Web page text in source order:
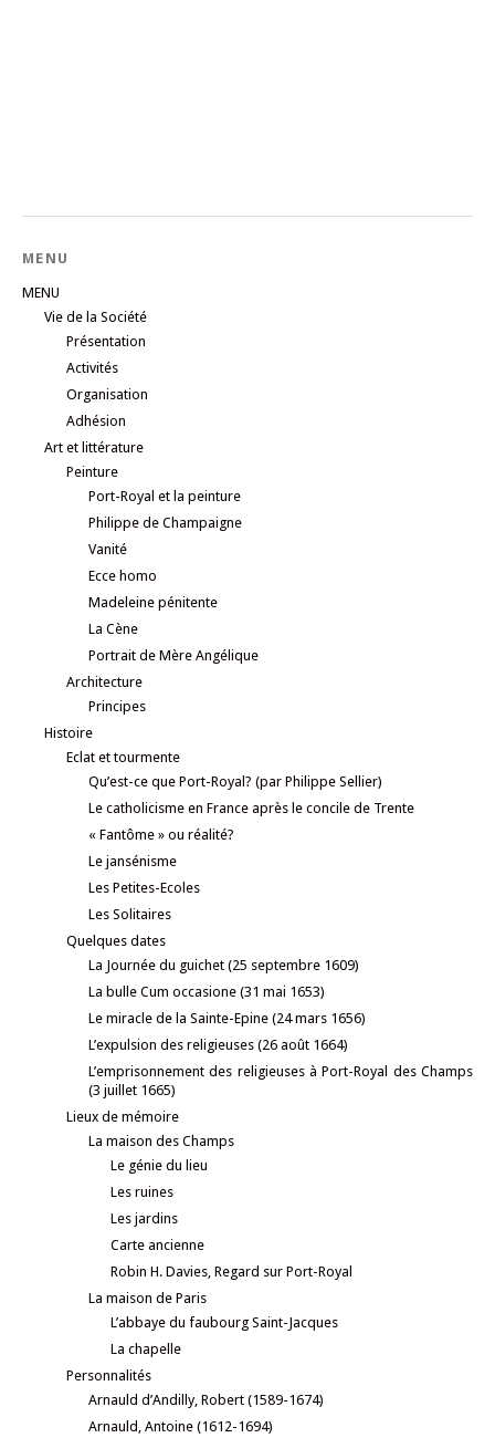
MENU
MENU
Vie de la Société
Présentation
Activités
Organisation
Adhésion
Art et littérature
Peinture
Port-Royal et la peinture
Philippe de Champaigne
Vanité
Ecce homo
Madeleine pénitente
La Cène
Portrait de Mère Angélique
Architecture
Principes
Histoire
Eclat et tourmente
Qu’est-ce que Port-Royal? (par Philippe Sellier)
Le catholicisme en France après le concile de Trente
« Fantôme » ou réalité?
Le jansénisme
Les Petites-Ecoles
Les Solitaires
Quelques dates
La Journée du guichet (25 septembre 1609)
La bulle Cum occasione (31 mai 1653)
Le miracle de la Sainte-Epine (24 mars 1656)
L’expulsion des religieuses (26 août 1664)
L’emprisonnement des religieuses à Port-Royal des Champs
(3 juillet 1665)
Lieux de mémoire
La maison des Champs
Le génie du lieu
Les ruines
Les jardins
Carte ancienne
Robin H. Davies, Regard sur Port-Royal
La maison de Paris
L’abbaye du faubourg Saint-Jacques
La chapelle
Personnalités
Arnauld d’Andilly, Robert (1589-1674)
Arnauld, Antoine (1612-1694)